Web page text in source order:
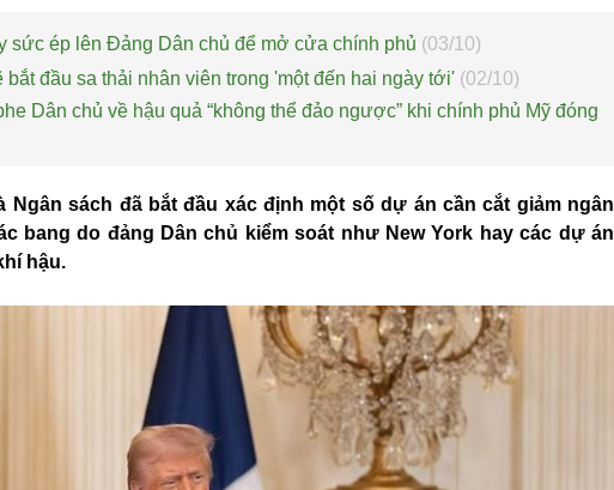
sức ép lên Đảng Dân chủ để mở cửa chính phủ (03/10)
bắt đầu sa thải nhân viên trong 'một đến hai ngày tới' (02/10)
Dân chủ về hậu quả “không thể đảo ngược” khi chính phủ Mỹ đóng
Ngân sách đã bắt đầu xác định một số dự án cần cắt giảm ngân
bang do đảng Dân chủ kiểm soát như New York hay các dự án
hậu.